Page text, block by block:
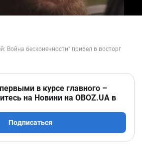
в курсе главного –
на Новини на OBOZ.UA в
Подписаться